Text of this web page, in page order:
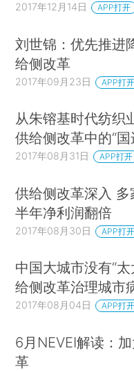
2017年12月14日 APP打开
刘世锦：优先推进
给侧改革
2017年09月23日 APP打开
从朱镕基时代纺织
供给侧改革中的“国
2017年08月31日 APP打开
供给侧改革深入 多
半年净利润翻倍
2017年08月30日 APP打开
中国大城市没有“
给侧改革治理城市
2017年08月04日 APP打开
6月NEVEI解读：
革